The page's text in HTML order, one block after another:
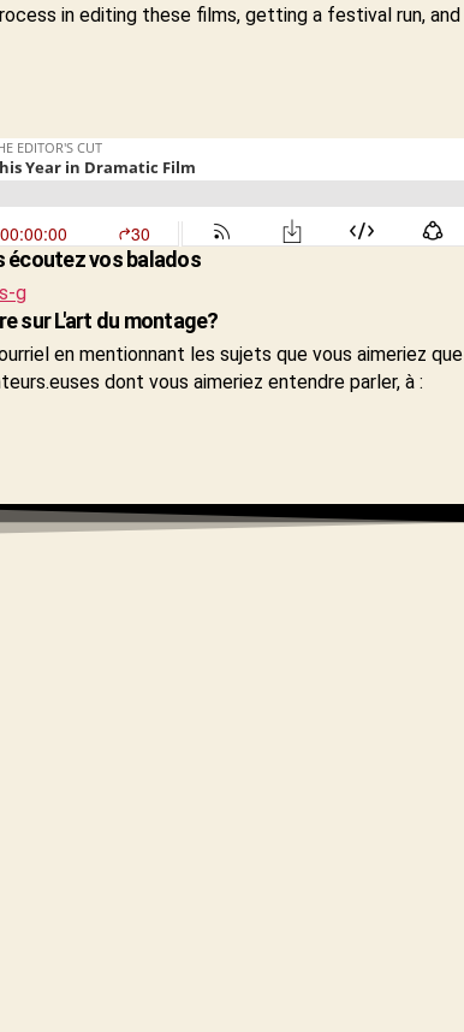
in editing these films, getting a festival run, and
écoutez vos balados
g
sur L'art du montage?
en mentionnant les sujets que vous aimeriez que
dont vous aimeriez entendre parler, à :